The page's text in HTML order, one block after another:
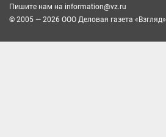
Пишите нам на information@vz.ru
© 2005 — 2026 ООО Деловая газета «Взгляд»